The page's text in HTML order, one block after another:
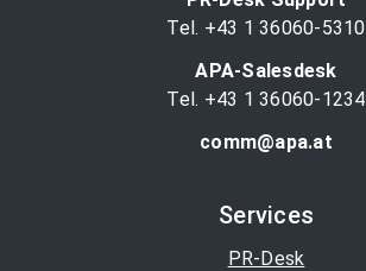
Tel. +43 1 36060-5310
APA-Salesdesk
Tel. +43 1 36060-1234
comm@apa.at
Services
PR-Desk